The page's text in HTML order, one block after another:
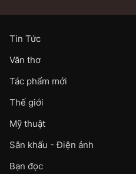
Tin Tức
Văn thơ
Tác phẩm mới
Thế giới
Mỹ thuật
Sân khấu - Điện ảnh
Bạn đọc